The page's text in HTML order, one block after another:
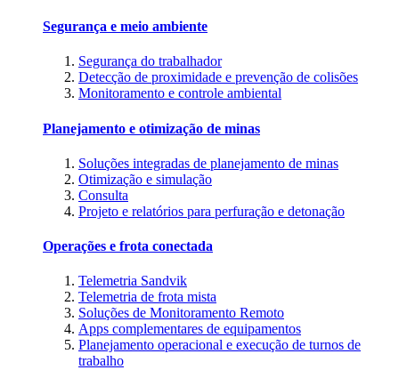
Segurança e meio ambiente
Segurança do trabalhador
Detecção de proximidade e prevenção de colisões
Monitoramento e controle ambiental
Planejamento e otimização de minas
Soluções integradas de planejamento de minas
Otimização e simulação
Consulta
Projeto e relatórios para perfuração e detonação
Operações e frota conectada
Telemetria Sandvik
Telemetria de frota mista
Soluções de Monitoramento Remoto
Apps complementares de equipamentos
Planejamento operacional e execução de turnos de
trabalho